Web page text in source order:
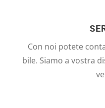
Con noi potete
bile. Siamo a vos­tra